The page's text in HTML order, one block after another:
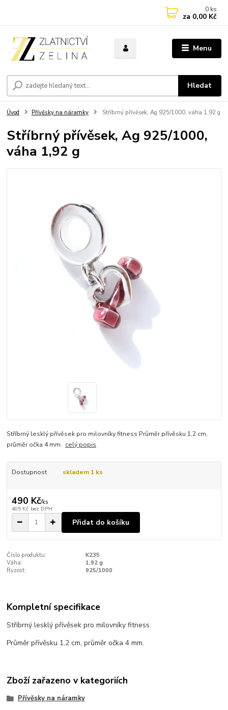
Menu
Hledat
0 ks
za 0,00 Kč
Úvod Přívěsky na náramky Stříbrný přívěsek, Ag 925/1000, váha 1,92 g
Stříbrný přívěsek, Ag 925/1000,
váha 1,92 g
Stříbrný lesklý přívěsek pro milovníky fitness Průměr přívěsku 1,2 cm,
průměr očka 4 mm. celý popis
Dostupnost skladem 1 ks
490 Kč/ks
405 Kč bez DPH
Přidat do košíku
Číslo produktu:
K235
Váha:
1,92 g
Ryzost:
925/1000
Kompletní specifikace
Stříbrný lesklý přívěsek pro milovníky fitness
Průměr přívěsku 1,2 cm, průměr očka 4 mm.
Zboží zařazeno v kategoriích
Přívěsky na náramky